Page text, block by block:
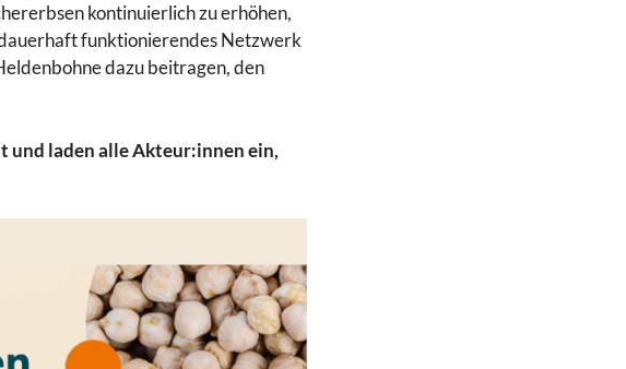
kontinuierlich zu erhöhen,
funktionierendes Netzwerk
dazu beitragen, den
und laden alle Akteur:innen ein,